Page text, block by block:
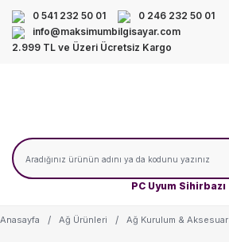
0 541 232 50 01
0 246 232 50 01
info@maksimumbilgisayar.com
2.999 TL ve Üzeri Ücretsiz Kargo
PC Uyum Sihirbazı
Anasayfa Ağ Ürünleri Ağ Kurulum & Aksesuar